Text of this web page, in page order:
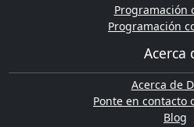
Programación
Programación
Acerca
Acerca de
Ponte en contacto
Blog